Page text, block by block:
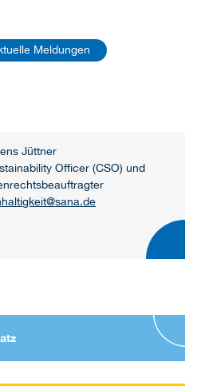
Meldungen
Jüttner
Officer (CSO) und
@sana.de